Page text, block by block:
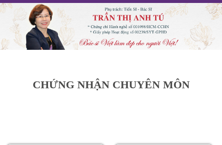
CHỨNG NHẬN CHUYÊN MÔN